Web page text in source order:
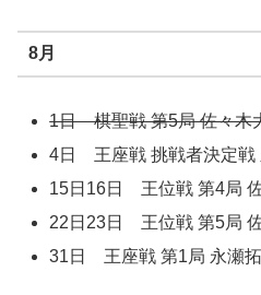
8月
1日 棋聖戦 第5局 佐々木
4日 王座戦 挑戦者決定戦
15日16日 王位戦 第4局
22日23日 王位戦 第5局
31日 王座戦 第1局 永瀬